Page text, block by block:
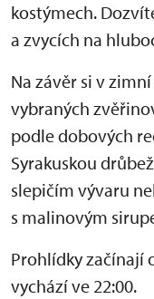
kostýmech.
a zvycích na
Na závěr si v
vybraných
podle dobových
Syrakuskou
slepičím vývaru
s malinovým
Prohlídky začínají
vychází ve 22:00.